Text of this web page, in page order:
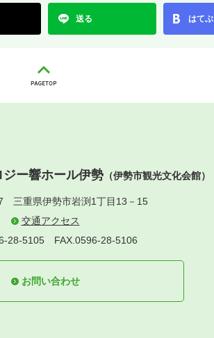
送る はてぶ
ー響ホール伊勢 （伊勢市観光文化会館）
三重県伊勢市岩渕1丁目13－15
交通アクセス
28-5105 FAX.0596-28-5106
お問い合わせ